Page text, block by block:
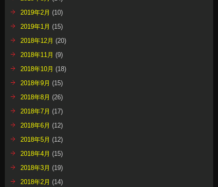
2019年2月 (10)
2019年1月 (15)
2018年12月 (20)
2018年11月 (9)
2018年10月 (18)
2018年9月 (15)
2018年8月 (26)
2018年7月 (17)
2018年6月 (12)
2018年5月 (12)
2018年4月 (15)
2018年3月 (19)
2018年2月 (14)